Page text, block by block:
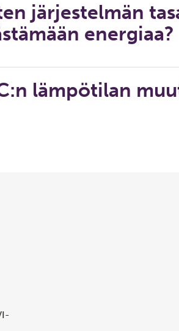
järjestelmän
energiaa?
lämpötilan